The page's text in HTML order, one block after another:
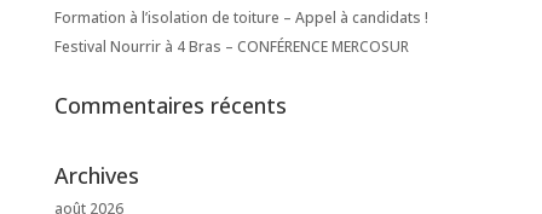
Formation à l’isolation de toiture – Appel à candidats !
Festival Nourrir à 4 Bras – CONFÉRENCE MERCOSUR
Commentaires récents
Archives
août 2026